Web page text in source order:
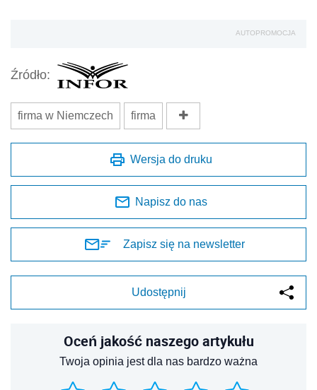
AUTOPROMOCJA
Źródło:
firma w Niemczech firma
Wersja do druku
Napisz do nas
Zapisz się na newsletter
Udostępnij
Oceń jakość naszego artykułu
Twoja opinia jest dla nas bardzo ważna